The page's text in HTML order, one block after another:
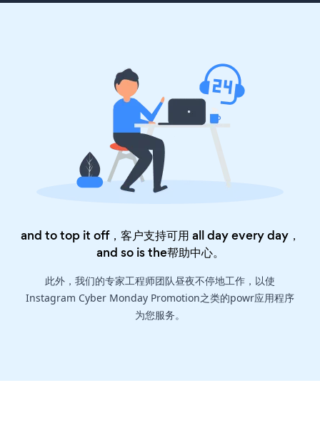
and to top it off，客户支持可用 all day every day，
and so is the帮助中心。
此外，我们的专家工程师团队昼夜不停地工作，以使
Instagram Cyber Monday Promotion之类的powr应用程序
为您服务。